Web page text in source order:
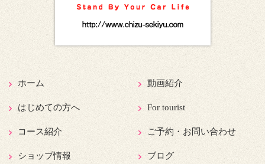
ホーム
はじめての方へ
コース紹介
ショップ情報
動画紹介
For tourist
ご予約・お問い合わせ
ブログ